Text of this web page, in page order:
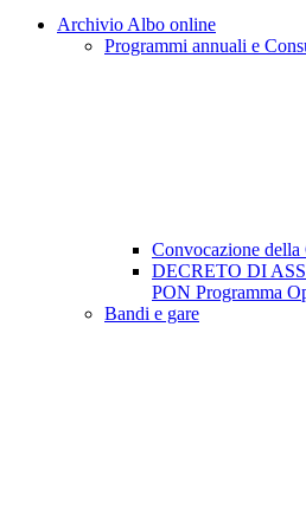
Archivio Albo online
Programmi annuali e
Convocazione della
DECRETO DI
PON Programma
Bandi e gare